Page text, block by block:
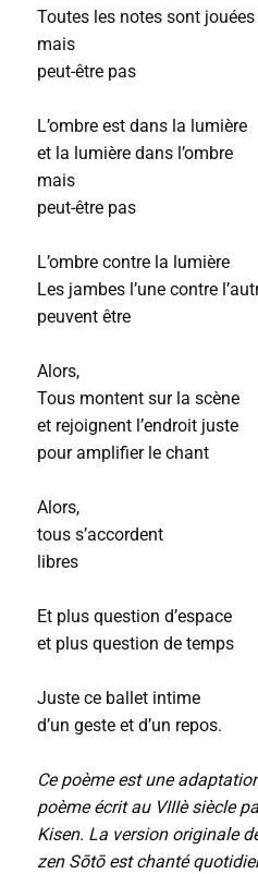
Toutes les notes sont jouées
mais
peut-être pas
L’ombre est dans la lumière
et la lumière dans l’ombre
mais
peut-être pas
L’ombre contre la lumière
Les jambes l’une contre
peuvent être
Alors,
Tous montent sur la scène
et rejoignent l’endroit juste
pour amplifier le chant
Alors,
tous s’accordent
libres
Et plus question d’espace
et plus question de temps
Juste ce ballet intime
d’un geste et d’un repos.
Ce poème est une
poème écrit au VIIIè siècle
Kisen. La version originale
zen Sōtō est chanté